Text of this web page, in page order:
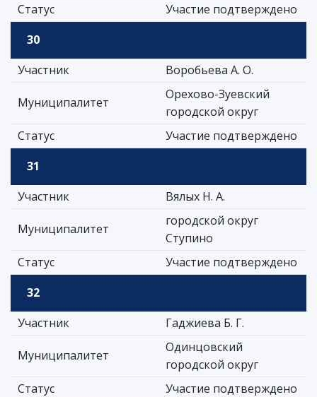
Статус
Участие подтверждено
30
Участник
Воробьева А. О.
Муниципалитет
Орехово-Зуевский
городской округ
Статус
Участие подтверждено
31
Участник
Вялых Н. А.
Муниципалитет
городской округ
Ступино
Статус
Участие подтверждено
32
Участник
Гаджиева Б. Г.
Муниципалитет
Одинцовский
городской округ
Статус
Участие подтверждено